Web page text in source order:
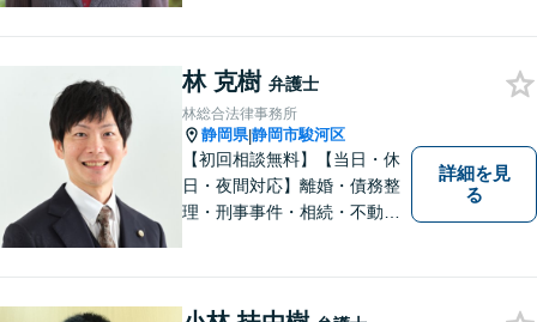
的に行っております。お困り
でしたら、お気軽にご相談く
ださい！
林 克樹 弁護士
林総合法律事務所
静岡県|静岡市駿河区
【初回相談無料】【当日・休
日・夜間対応】離婚・債務整
理・刑事事件・相続・不動産
す。法人・個人事業主の事業
詳細を見
る